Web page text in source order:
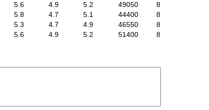
5.6 4.9 5.2 49050 8
5.8 4.7 5.1 44400 8
5.3 4.7 4.9 46550 8
5.6 4.9 5.2 51400 8